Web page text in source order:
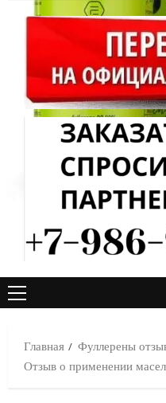
ОСНОВНОЕ
Главная
Фуллерены
Отзыв о применении